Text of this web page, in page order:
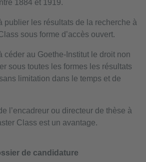
1884 et 1919.
publier les résultats de la recherche à
sous forme d’accès ouvert.
céder au Goethe-Institut le droit non
sous toutes les formes les résultats
limitation dans le temps et de
l’encadreur ou directeur de thèse à
Class est un avantage.
de candidature